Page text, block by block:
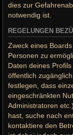
dies zur
notwendig ist.
REGELUNGEN
Zweck eines
Personen zu
Daten deines
öffentlich
festlegen, dass
eingeschränkten
Administratoren
hast, suche nach
kontaktiere den